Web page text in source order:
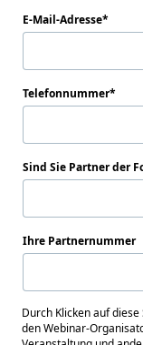
E-Mail-Adresse
Telefonnummer
Sind Sie Partner der
Ihre Partnernummer
Durch Klicken auf
den Webinar-